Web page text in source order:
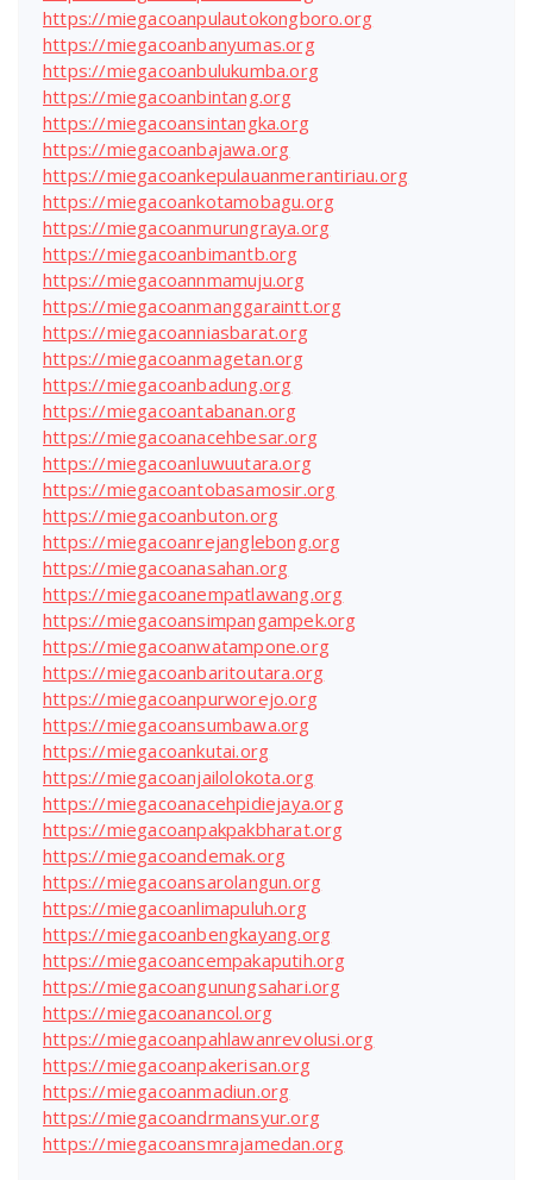
https://miegacoanpulautokongboro.org
https://miegacoanbanyumas.org
https://miegacoanbulukumba.org
https://miegacoanbintang.org
https://miegacoansintangka.org
https://miegacoanbajawa.org
https://miegacoankepulauanmerantiriau.org
https://miegacoankotamobagu.org
https://miegacoanmurungraya.org
https://miegacoanbimantb.org
https://miegacoannmamuju.org
https://miegacoanmanggaraintt.org
https://miegacoanniasbarat.org
https://miegacoanmagetan.org
https://miegacoanbadung.org
https://miegacoantabanan.org
https://miegacoanacehbesar.org
https://miegacoanluwuutara.org
https://miegacoantobasamosir.org
https://miegacoanbuton.org
https://miegacoanrejanglebong.org
https://miegacoanasahan.org
https://miegacoanempatlawang.org
https://miegacoansimpangampek.org
https://miegacoanwatampone.org
https://miegacoanbaritoutara.org
https://miegacoanpurworejo.org
https://miegacoansumbawa.org
https://miegacoankutai.org
https://miegacoanjailolokota.org
https://miegacoanacehpidiejaya.org
https://miegacoanpakpakbharat.org
https://miegacoandemak.org
https://miegacoansarolangun.org
https://miegacoanlimapuluh.org
https://miegacoanbengkayang.org
https://miegacoancempakaputih.org
https://miegacoangunungsahari.org
https://miegacoanancol.org
https://miegacoanpahlawanrevolusi.org
https://miegacoanpakerisan.org
https://miegacoanmadiun.org
https://miegacoandrmansyur.org
https://miegacoansmrajamedan.org